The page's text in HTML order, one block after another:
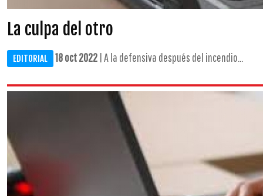
La culpa del otro
EDITORIAL 18 oct 2022 | A la defensiva después del incendio...